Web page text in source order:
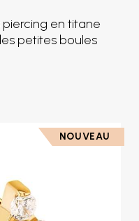
en titane
petites boules
NOUVEAU